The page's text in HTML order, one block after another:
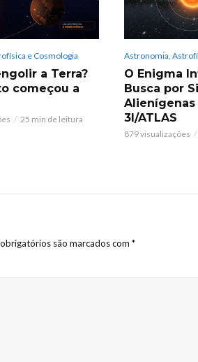
e Cosmologia
a Terra?
começou a
25 min de leitura
Astronomia,
O Enigma
Busca por
Alienígenas
3I/ATLAS
879 visualizações
são marcados com *